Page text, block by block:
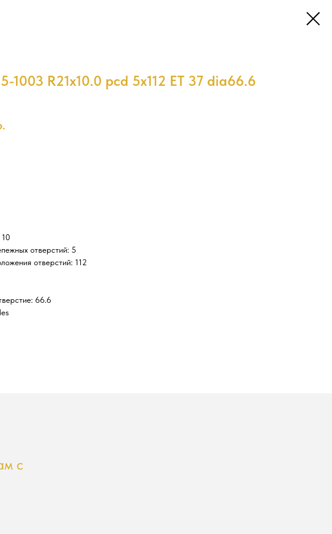
1003 R21x10.0 pcd 5x112 ET 37 dia66.6
отверстий: 5
отверстий: 112
66.6
с